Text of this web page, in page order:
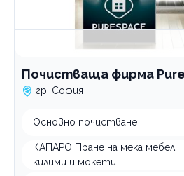
Почистваща фирма
гр. София
Основно почистване
КАПАРО Пране на мека мебел,
килими и мокети